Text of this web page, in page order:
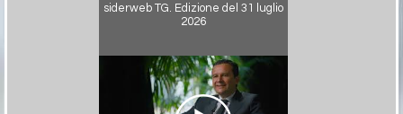
siderweb TG. Edizione del 31 luglio
2026